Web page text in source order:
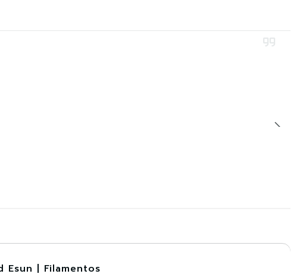
Esun | Filamentos